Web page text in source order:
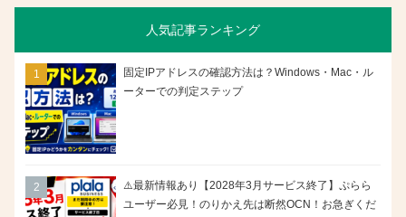
人気記事ランキング
固定IPアドレスの確認方法は？Windows・Mac・ル
ーターでの判定ステップ
⚠️最新情報あり【2028年3月サービス終了】ぷらら
ユーザー必見！のりかえ先は断然OCN！お急ぎくだ